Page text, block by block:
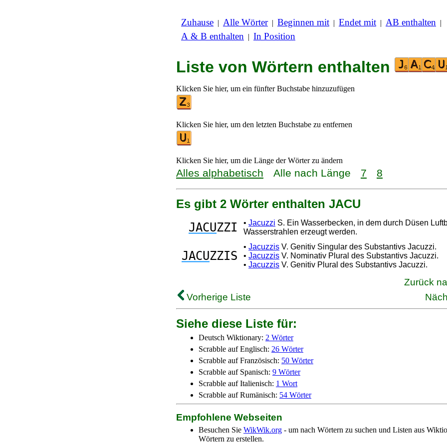
Zuhause | Alle Wörter| Beginnen mit | Endet mit | AB enthalten |
A & B enthalten | In Position
Liste von Wörtern enthalten
Klicken Sie hier, um ein fünfter Buchstabe hinzuzufügen
Klicken Sie hier, um den letzten Buchstabe zu entfernen
Klicken Sie hier, um die Länge der Wörter zu ändern
Alles alphabetisch Alle nach Länge 7 8
Es gibt 2 Wörter enthalten JACU
JACUZZI • Jacuzzi S. Ein Wasserbecken, in dem durch Düsen
Wasserstrahlen erzeugt werden.
JACUZZIS
• Jacuzzis V. Genitiv Singular des Substantivs Jacuzzi.
• Jacuzzis V. Nominativ Plural des Substantivs Jacuzzi.
• Jacuzzis V. Genitiv Plural des Substantivs Jacuzzi.
Zurück
Vorherige Liste
Siehe diese Liste für:
Deutsch Wiktionary: 2 Wörter
Scrabble auf Englisch: 26 Wörter
Scrabble auf Französisch: 50 Wörter
Scrabble auf Spanisch: 9 Wörter
Scrabble auf Italienisch: 1 Wort
Scrabble auf Rumänisch: 54 Wörter
Empfohlene Webseiten
Besuchen Sie WikWik.org - um nach Wörtern zu suchen und Listen aus
Wörtern zu erstellen.